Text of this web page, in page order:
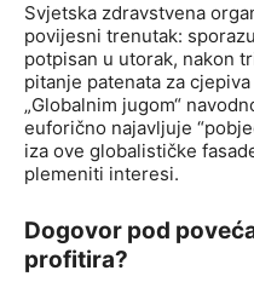
Svjetska zdravstvena
povijesni trenutak:
potpisan u utorak, nakon
pitanje patenata za
„Globalnim jugom“
euforično najavljuje
iza ove globalističke
plemeniti interesi.
Dogovor pod
profitira?